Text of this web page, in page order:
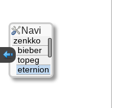
Navi
zenkko
bieber
topeg
eternion